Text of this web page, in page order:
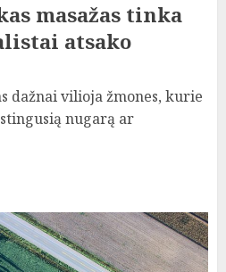
masažas tinka
atsako
dažnai vilioja žmones, kurie
nugarą ar